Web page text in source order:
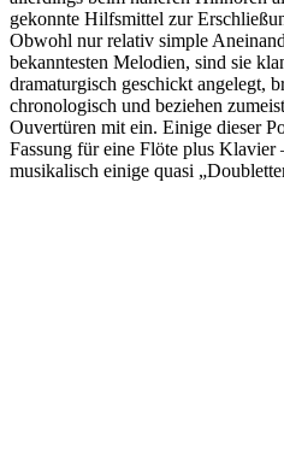
gekonnte Hilfsmittel zur
Obwohl nur relativ simple
bekanntesten Melodien, sind sie
dramaturgisch geschickt angelegt,
chronologisch und beziehen
Ouvertüren mit ein. Einige dieser
Fassung für eine Flöte plus
musikalisch einige quasi